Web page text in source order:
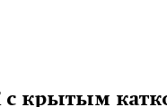
крытым